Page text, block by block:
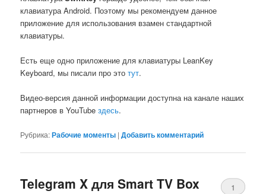
клавиатура Android. Поэтому мы рекомендуем данное
приложение для использования взамен стандартной
клавиатуры.
Есть еще одно приложение для клавиатуры LeanKey
Keyboard, мы писали про этотут.
Видео-версия данной информации доступна на канале наших
партнеров в YouTubeздесь.
Рубрика:Рабочие моменты |Добавить комментарий
Telegram X для Smart TV Box 1